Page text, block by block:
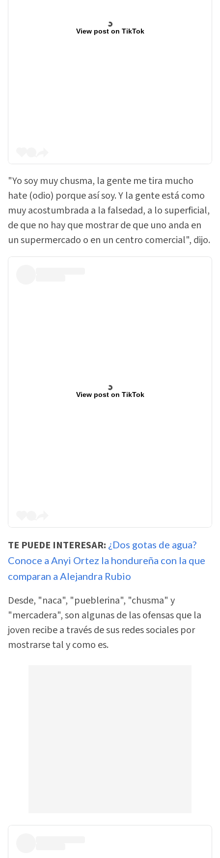
View post on TikTok
"Yo soy muy chusma, la gente me tira mucho
hate (odio) porque así soy. Y la gente está como
muy acostumbrada a la falsedad, a lo superficial,
de que no hay que mostrar de que uno anda en
un supermercado o en un centro comercial", dijo.
View post on TikTok
TE PUEDE INTERESAR: ¿Dos gotas de agua?
Conoce a Anyi Ortez la hondureña con la que
comparan a Alejandra Rubio
Desde, "naca", "pueblerina", "chusma" y
"mercadera", son algunas de las ofensas que la
joven recibe a través de sus redes sociales por
mostrarse tal y como es.